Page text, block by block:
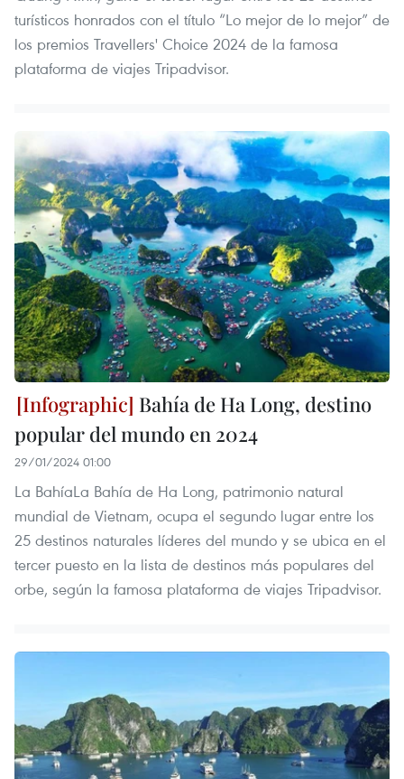
turísticos honrados con el título “Lo mejor de lo mejor” de
los premios Travellers' Choice 2024 de la famosa
plataforma de viajes Tripadvisor.
Bahía de Ha Long, destino
popular del mundo en 2024
29/01/2024 01:00
La BahíaLa Bahía de Ha Long, patrimonio natural
mundial de Vietnam, ocupa el segundo lugar entre los
25 destinos naturales líderes del mundo y se ubica en el
tercer puesto en la lista de destinos más populares del
orbe, según la famosa plataforma de viajes Tripadvisor.